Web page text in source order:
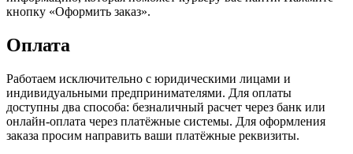
кнопку «Оформить заказ».
Оплата
Работаем исключительно с юридическими лицами и
индивидуальными предпринимателями. Для оплаты
доступны два способа: безналичный расчет через банк или
онлайн-оплата через платёжные системы. Для оформления
заказа просим направить ваши платёжные реквизиты.